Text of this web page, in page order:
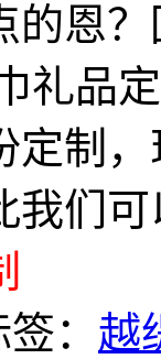
的恩
礼品
定制
我们
： 越